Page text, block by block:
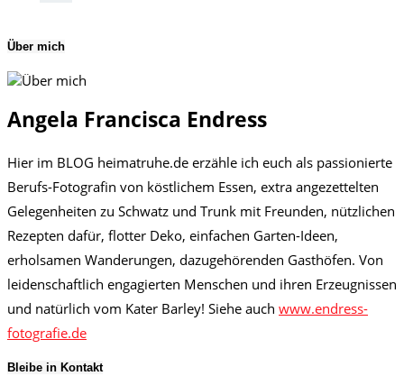
Über mich
Angela Francisca Endress
Hier im BLOG heimatruhe.de erzähle ich euch als passionierte
Berufs-Fotografin von köstlichem Essen, extra angezettelten
Gelegenheiten zu Schwatz und Trunk mit Freunden, nützlichen
Rezepten dafür, flotter Deko, einfachen Garten-Ideen,
erholsamen Wanderungen, dazugehörenden Gasthöfen. Von
leidenschaftlich engagierten Menschen und ihren Erzeugnissen
und natürlich vom Kater Barley! Siehe auch www.endress-
fotografie.de
Bleibe in Kontakt